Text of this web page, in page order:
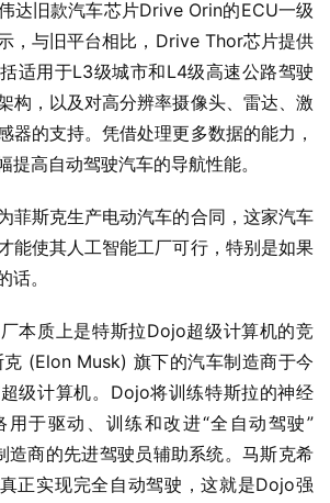
达旧款汽车芯片Drive Orin的ECU一级
，与旧平台相比，Drive Thor芯片提供
适用于L3级城市和L4级高速公路驾驶
构，以及对高分辨率摄像头、雷达、激
器的支持。凭借处理更多数据的能力，
高自动驾驶汽车的导航性能。
菲斯克生产电动汽车的合同，这家汽车
能使其人工智能工厂可行，特别是如果
话。
本质上是特斯拉Dojo超级计算机的竞
克 (Elon Musk) 旗下的汽车制造商于今
级计算机。Dojo将训练特斯拉的神经
用于驱动、训练和改进“全自动驾驶”
造商的先进驾驶员辅助系统。马斯克希
正实现完全自动驾驶，这就是Dojo强